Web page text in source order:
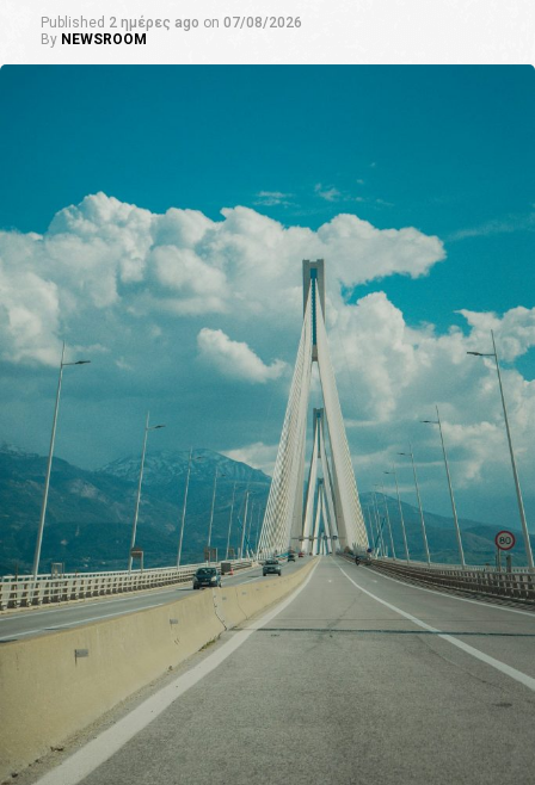
Published 2 ημέρες ago on 07/08/2026
By NEWSROOM